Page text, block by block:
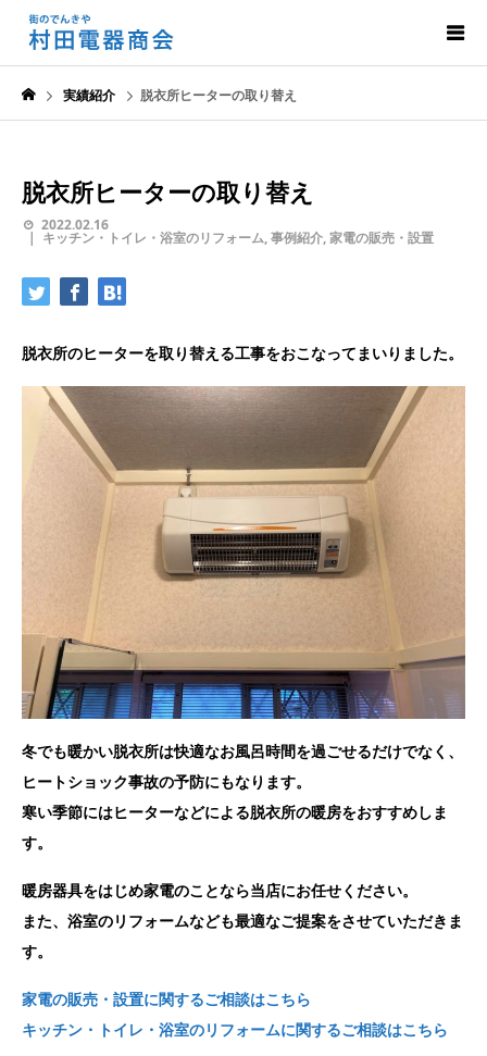
実績紹介 脱衣所ヒーターの取り替え
脱衣所ヒーターの取り替え
2022.02.16
キッチン・トイレ・浴室のリフォーム,事例紹介,家電の販売・設置
脱衣所のヒーターを取り替える工事をおこなってまいりました。
冬でも暖かい脱衣所は快適なお風呂時間を過ごせるだけでなく、
ヒートショック事故の予防にもなります。
寒い季節にはヒーターなどによる脱衣所の暖房をおすすめしま
す。
暖房器具をはじめ家電のことなら当店にお任せください。
また、浴室のリフォームなども最適なご提案をさせていただきま
す。
家電の販売・設置に関するご相談はこちら
キッチン・トイレ・浴室のリフォームに関するご相談はこちら